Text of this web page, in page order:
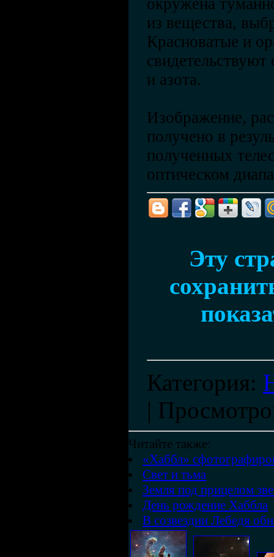
окружена
из вещества,
Красноватые и
и азота.
Изображение,
получено в
полученных
оптическом
Эту
Категория:
|
Читайте также:
«Хаббл»
Свет и тьма
Земля под прицелом
День рождение Хаббла
В созвездии Лебедя